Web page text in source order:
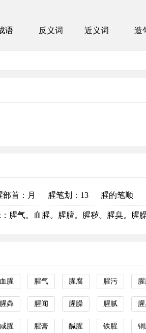
语 反义词 近义词 造
部首 ：月 腥笔划：13 腥的笔顺
腥气。血腥。腥膻。腥秽。腥臭。腥
血腥 腥气 腥腐 腥污
腥羴 腥闻 腥臊 腥腻
咸腥 腥膏 醎腥 铁腥 铜